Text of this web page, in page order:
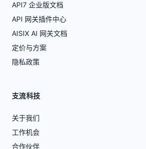
API7 企业版文档
API 网关插件中心
AISIX AI 网关文档
定价与方案
隐私政策
支流科技
关于我们
工作机会
合作伙伴